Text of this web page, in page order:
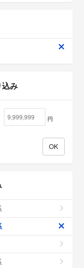
み
円